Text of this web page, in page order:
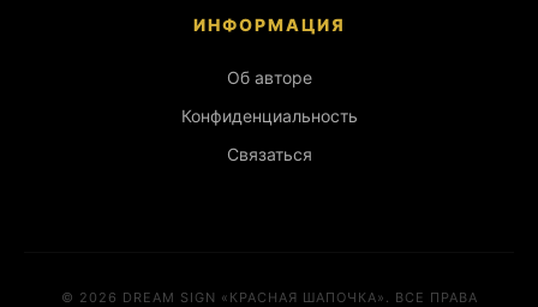
ИНФОРМАЦИЯ
Об авторе
Конфиденциальность
Связаться
© 2026 DREAM SIGN «КРАСНАЯ ШАПОЧКА». ВСЕ ПРАВА